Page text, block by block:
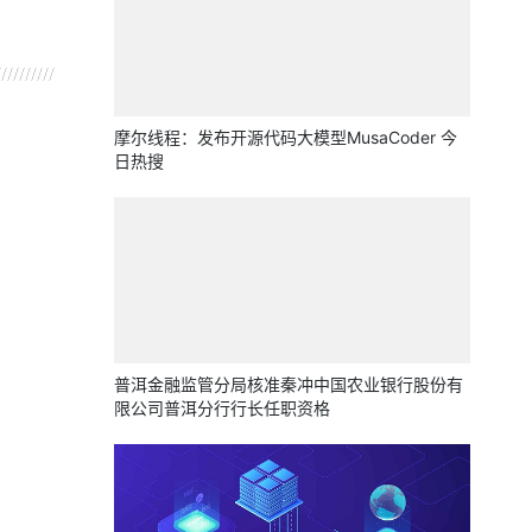
摩尔线程：发布开源代码大模型MusaCoder 今
日热搜
普洱金融监管分局核准秦冲中国农业银行股份有
限公司普洱分行行长任职资格